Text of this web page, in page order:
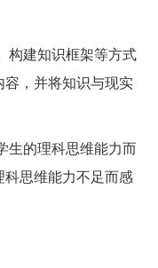
构建知识框架等方式
，并将知识与现实
生的理科思维能力而
思维能力不足而感